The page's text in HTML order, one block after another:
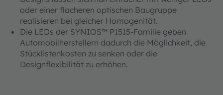
oder einer flacheren optischen Baugruppe
realisieren bei gleicher Homogenität.
Die LEDs der SYNIOS™ P1515-Familie geben
Automobilherstellern dadurch die Möglichkeit, die
Stücklistenkosten zu senken oder die
Designflexibilität zu erhöhen.